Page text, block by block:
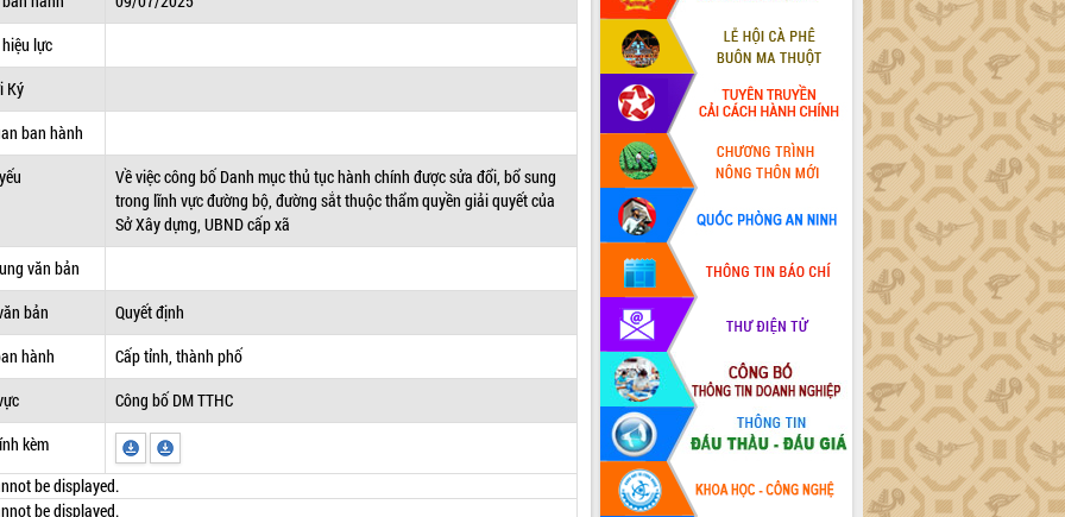
lực
Ký
ban hành
Về việc công bố Danh mục thủ tục hành chính được sửa đổi, bổ sung
trong lĩnh vực đường bộ, đường sắt thuộc thẩm quyền giải quyết của
Sở Xây dựng, UBND cấp xã
văn bản
bản
Quyết định
hành
Cấp tỉnh, thành phố
Công bố DM TTHC
kèm
be displayed.
be displayed.